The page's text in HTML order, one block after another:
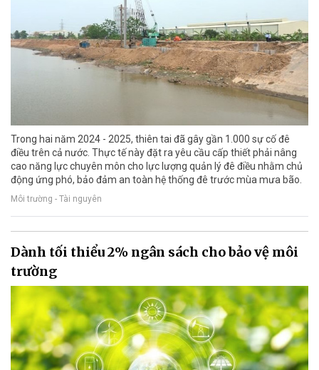
Trong hai năm 2024 - 2025, thiên tai đã gây gần 1.000 sự cố đê
điều trên cả nước. Thực tế này đặt ra yêu cầu cấp thiết phải nâng
cao năng lực chuyên môn cho lực lượng quản lý đê điều nhằm chủ
động ứng phó, bảo đảm an toàn hệ thống đê trước mùa mưa bão.
Môi trường - Tài nguyên
Dành tối thiểu 2% ngân sách cho bảo vệ môi
trường